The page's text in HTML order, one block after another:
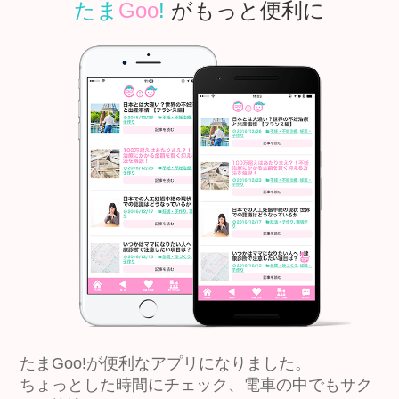
たま Goo! がもっと便利に
たまGoo!が便利なアプリになりました。
ちょっとした時間にチェック、電車の中でもサク